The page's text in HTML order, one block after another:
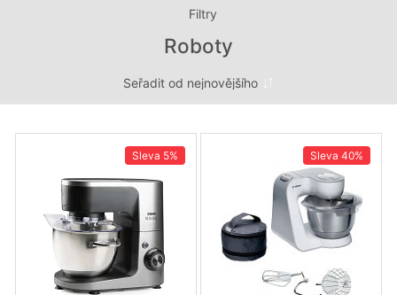
Filtry
Roboty
Sleva 5% Sleva 40%